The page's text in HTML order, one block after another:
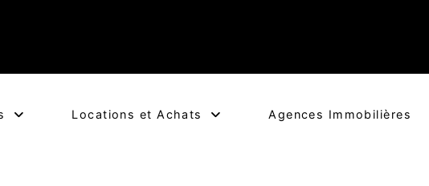
Locations et Achats Agences Immobilières